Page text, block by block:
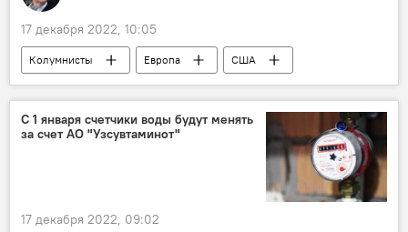
17 декабря 2022, 10:05
Колумнисты Европа
США
ВТО
Россия
С 1 января счетчики воды будут менять
за счет АО "Узсувтаминот"
17 декабря 2022, 09:02